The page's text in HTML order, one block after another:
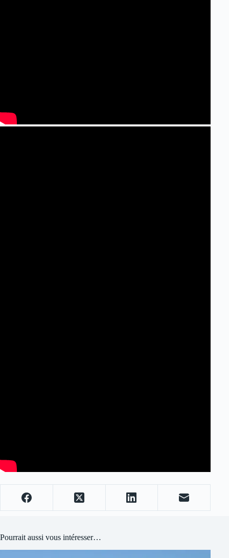
Pourrait aussi vous intéresser…